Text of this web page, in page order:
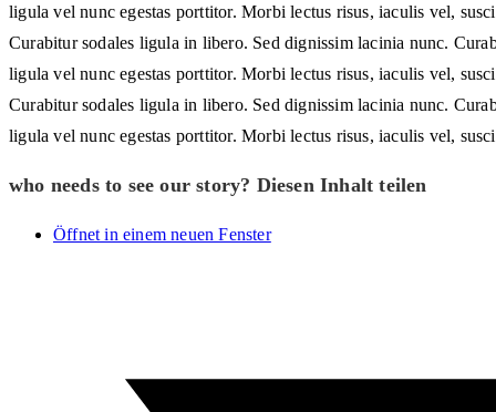
ligula vel nunc egestas porttitor. Morbi lectus risus, iaculis vel,
Curabitur sodales ligula in libero. Sed dignissim lacinia nunc.
ligula vel nunc egestas porttitor. Morbi lectus risus, iaculis vel,
Curabitur sodales ligula in libero. Sed dignissim lacinia nunc.
ligula vel nunc egestas porttitor. Morbi lectus risus, iaculis vel,
who needs to see our story? Diesen Inhalt teilen
Öffnet in einem neuen Fenster